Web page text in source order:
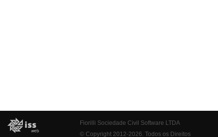
Fiorilli Sociedade Civil Software LTDA
© Copyright 2012-2026. Todos os Direitos